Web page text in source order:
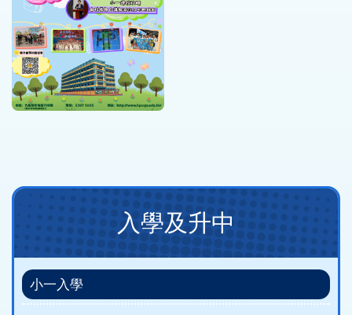
Main
(new)
入學及升中
小一入學